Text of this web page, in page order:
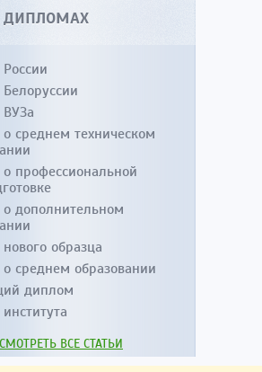
ДИПЛОМАХ
среднем техническом
профессиональной
дополнительном
образца
среднем образовании
диплом
СМОТРЕТЬ ВСЕ СТАТЬИ